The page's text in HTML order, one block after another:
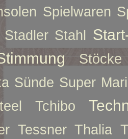
Spielwaren
Stadler Stahl
Stöcke
Sünde Super
Tchibo
Tessner Thalia